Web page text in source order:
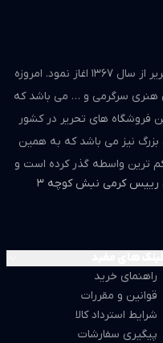
فروشگاه مجد فعالیت خود را در زمینه تحریر از سال ۱۳۶۷ اغاز نمود. امروزه
هنری سرگرمی و … می باشد که
فروشگاه های تحریر در کشور
نیز می باشد که به همین
ترین واسطه گذر کرده است و
رییس کرمی نبش کوچه 3
راهنمای خرید
قوانین و مقررات
شرایط استرداد کالا
پیگیری سفارشات